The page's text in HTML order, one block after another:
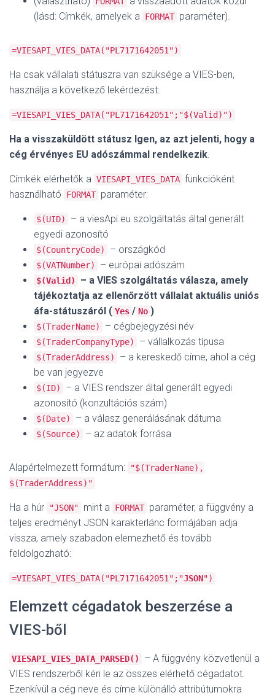
(lásd: Címkék, amelyek a FORMAT paraméter).
=VIESAPI_VIES_DATA("PL7171642051")
Ha csak vállalati státuszra van szüksége a VIES-ben,
használja a következő lekérdezést:
=VIESAPI_VIES_DATA("PL7171642051";"$(Valid)")
Ha a visszaküldött státusz Igen, az azt jelenti, hogy a
cég érvényes EU adószámmal rendelkezik.
Címkék elérhetők a VIESAPI_VIES_DATA funkcióként
használható
FORMAT paraméter:
$(UID)
– a viesApi.eu szolgáltatás által generált
egyedi azonosító
$(CountryCode) – országkód
$(VATNumber) – európai adószám
$(Valid)
– a VIES szolgáltatás válasza, amely
tájékoztatja az ellenőrzött vállalat aktuális uniós
áfa-státuszáról ( Yes / No )
$(TraderName) – cégbejegyzési név
$(TraderCompanyType) – vállalkozás típusa
$(TraderAddress)
– a kereskedő címe, ahol a cég
be van jegyezve
$(ID)
– a VIES rendszer által generált egyedi
azonosító (konzultációs szám)
$(Date) – a válasz generálásának dátuma
$(Source) – az adatok forrása
Alapértelmezett formátum:
"$(TraderName),
$(TraderAddress)"
Ha a húr "JSON" mint a FORMAT paraméter, a függvény a
teljes eredményt JSON karakterlánc formájában adja
vissza, amely szabadon elemezhető és tovább
feldolgozható:
=VIESAPI_VIES_DATA("PL7171642051";"JSON")
Elemzett cégadatok beszerzése a
VIES-ből
VIESAPI_VIES_DATA_PARSED()
– A függvény közvetlenül a
VIES rendszerből kéri le az összes elérhető cégadatot.
Ezenkívül a cég neve és címe különálló attribútumokra